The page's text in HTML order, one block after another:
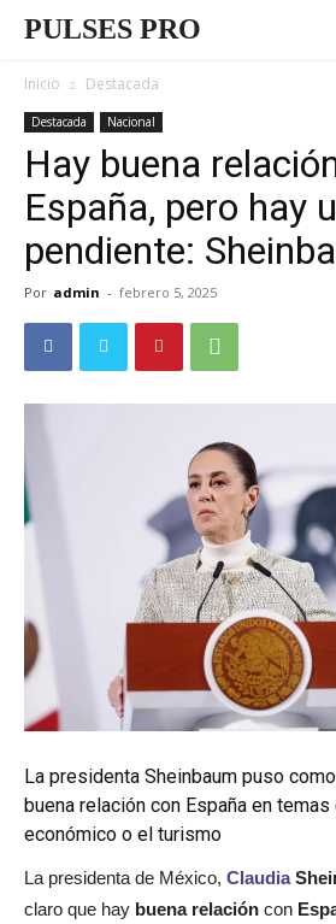
PULSES PRO
Inicio Destacada
Destacada Nacional
Hay buena
España, pero hay
pendiente:
Por admin - febrero 5, 2025
La presidenta Sheinbaum puso
buena relación con España en
económico o el turismo
La presidenta de México, Claudia
claro que hay buena relación con